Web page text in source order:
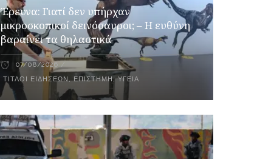
Έρευνα: Γιατί δεν υπήρχαν
μικροσκοπικοί δεινόσαυροι; – Η ευθύνη
βαραίνει τα θηλαστικά
07/08/2026
ΤΊΤΛΟΙ ΕΙΔΉΣΕΩΝ,ΕΠΙΣΤΉΜΗ,ΥΓΕΊΑ